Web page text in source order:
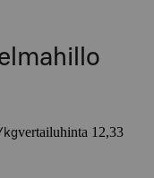
kgvertailuhinta 12,33